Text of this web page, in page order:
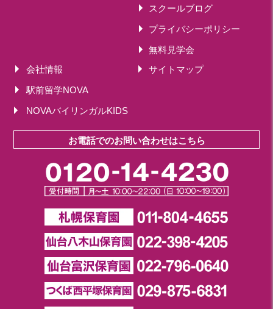
スクールブログ
プライバシーポリシー
無料見学会
会社情報
サイトマップ
駅前留学NOVA
NOVAバイリンガルKIDS
お電話でのお問い合わせはこちら